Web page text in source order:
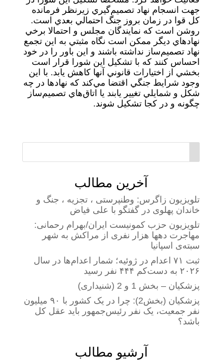
جهت انسجام نهاد تصميم‌گيري زيرنظر فرمانده
كل قوا در زمان بروز جنگ احتمالي بعدي است.
روشن است كه نمايندگان مجلس و احتمالا برخي
نهادهاي ديگر ممكن است نگاه مثبتي به اين تجمع
نهاد تصميم‌ساز نداشته باشند و اين باور را در خود
احساس كنند كه با تشكيل اين شورا قرار است
بخشي از اختيارات قانوني آنها كاهش يابد. با اين
وجود شرايط جنگي اقتضا مي‌كند كه نهادها در چه
شكل و شمايلي تغيير يابند يا اتاق‌هاي تصميم‌ساز
چگونه و در كجا تشكيل شوند.
آخرین مطالب
تلویزیون زاگرس: وطنپرستی ، تجزیه ، جنگ و
خاندان پهلوی در گفتگو با علی فیاض
تلویزیون حزب کمونیست ایران/بهرام رحمانی:
مهاجرت دهها هزار نفری از مراکش به شهر
سبته‌ی اسپانیا
ثبت ۷۱ اعدام در ژوئیه؛ شمار اعدام‌ها در سال
۲۰۲۶ به دست‌کم ۴۴۴ نفر رسید
پزشکیان – بخش 1 و 2 (شنیداری)
پزشکیان (بخش2): چرا در یک کشور با ۹۰ میلیون
نفر جمعیت، یک نفر رئیس‌جمهور باید عقل کل
باشد؟
آرشیو مطالب